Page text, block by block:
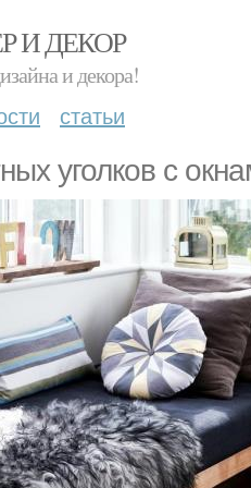
И ДЕКОР
и декора!
статьи
уголков с